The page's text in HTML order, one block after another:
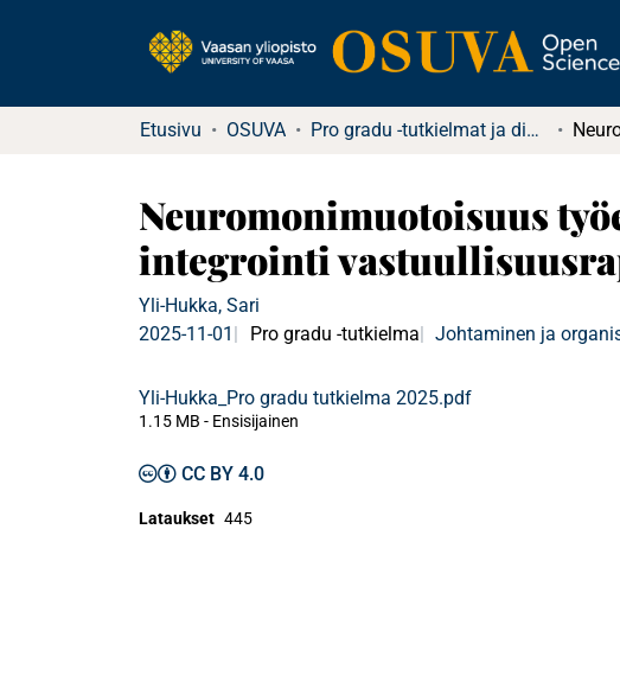
Etusivu OSUVA Pro gradu -tutkielmat ja diplomityöt
Neuromonimuotoisuus
integrointi
Yli-Hukka, Sari
2025-11-01
Pro gradu -tutkielma Johtaminen ja
Yli-Hukka_Pro gradu tutkielma 2025.pdf
1.15 MB - Ensisijainen
CC BY 4.0
Lataukset 445